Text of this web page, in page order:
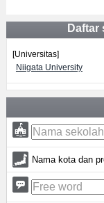
Daftar
[Universitas]
Niigata University
Nama kota dan